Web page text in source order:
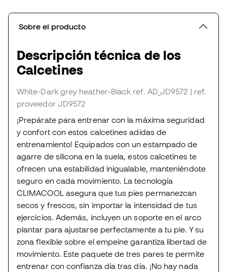
Sobre el producto
Descripción técnica de los
Calcetines
White-Dark grey heather-Black ref. AD_JD9572 | ref.
proveedor JD9572
¡Prepárate para entrenar con la máxima seguridad
y confort con estos calcetines adidas de
entrenamiento! Equipados con un estampado de
agarre de silicona en la suela, estos calcetines te
ofrecen una estabilidad inigualable, manteniéndote
seguro en cada movimiento. La tecnología
CLIMACOOL asegura que tus pies permanezcan
secos y frescos, sin importar la intensidad de tus
ejercicios. Además, incluyen un soporte en el arco
plantar para ajustarse perfectamente a tu pie. Y su
zona flexible sobre el empeine garantiza libertad de
movimiento. Este paquete de tres pares te permite
entrenar con confianza día tras día. ¡No hay nada